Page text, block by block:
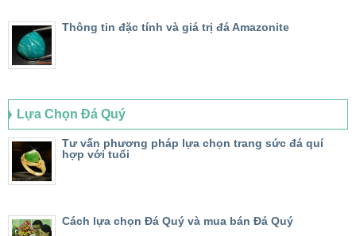
Thông tin đặc tính và giá trị đá Amazonite
Lựa Chọn Đá Quý
Tư vấn phương pháp lựa chọn trang sức đá quí
hợp với tuổi
Cách lựa chọn Đá Quý và mua bán Đá Quý